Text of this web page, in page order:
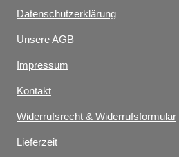
Datenschutzerklärung
Unsere AGB
Impressum
Kontakt
Widerrufsrecht & Widerrufsformular
Lieferzeit